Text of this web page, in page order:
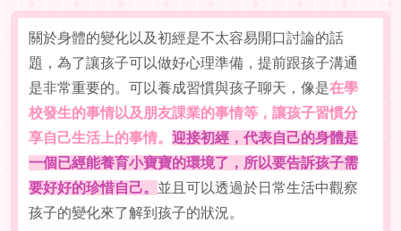
關於身體的變化以及初經是不太容易開口討論的話
題，為了讓孩子可以做好心理準備，提前跟孩子溝通
是非常重要的。可以養成習慣與孩子聊天，像是在學
校發生的事情以及朋友課業的事情等，讓孩子習慣分
享自己生活上的事情。迎接初經，代表自己的身體是
一個已經能養育小寶寶的環境了，所以要告訴孩子需
要好好的珍惜自己。 並且可以透過於日常生活中觀察
孩子的變化來了解到孩子的狀況。